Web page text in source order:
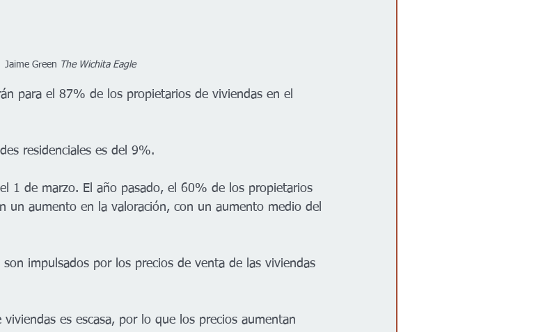
Jaime Green The Wichita Eagle
para el 87% de los propietarios de viviendas en el
residenciales es del 9%.
1 de marzo. El año pasado, el 60% de los propietarios
un aumento en la valoración, con un aumento medio del
impulsados por los precios de venta de las viviendas
es escasa, por lo que los precios aumentan